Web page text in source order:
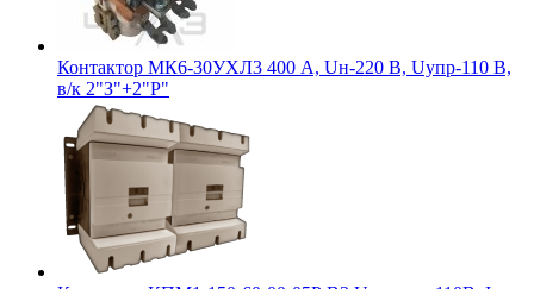
Контактор МК6-30УХЛ3 400 А, Uн-220 В, Uупр-110 В,
в/к 2"З"+2"Р"